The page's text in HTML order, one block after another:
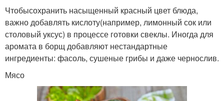
Чтобысохранить насыщенный красный цвет блюда,
важно добавлять кислоту(например, лимонный сок или
столовый уксус) в процессе готовки свеклы. Иногда для
аромата в борщ добавляют нестандартные
ингредиенты: фасоль, сушеные грибы и даже чернослив.
Мясо